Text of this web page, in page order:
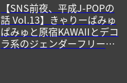
【SNS前夜、平成J-POPの
話 Vol.13】きゃりーぱみゅ
ぱみゅと原宿KAWAIIとデコ
ラ系のジェンダーフリーな